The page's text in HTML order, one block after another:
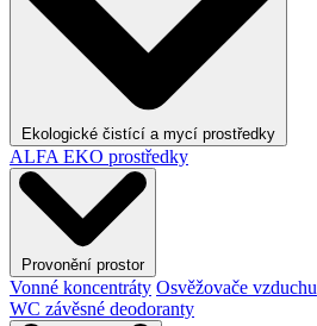
Ekologické čistící a mycí prostředky
ALFA EKO prostředky
Provonění prostor
Vonné koncentráty Osvěžovače vzduchu
WC závěsné deodoranty